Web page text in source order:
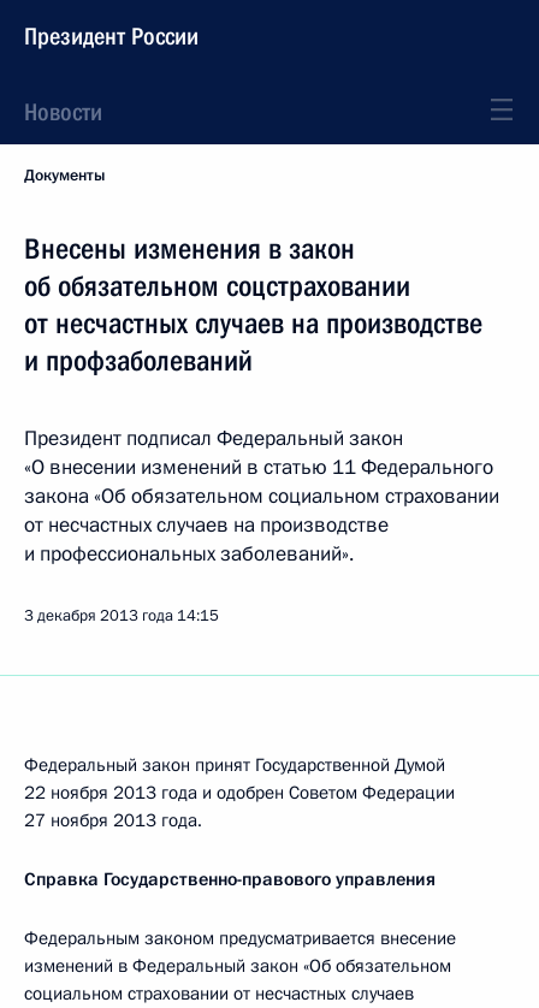
Президент России
Новости
Документы
Внесены изменения в закон
об обязательном соцстраховании
от несчастных случаев на производстве
и профзаболеваний
Президент подписал Федеральный закон
«О внесении изменений в статью 11 Федерального
закона «Об обязательном социальном страховании
от несчастных случаев на производстве
и профессиональных заболеваний».
3 декабря 2013 года 14:15
Федеральный закон принят Государственной Думой
22 ноября 2013 года и одобрен Советом Федерации
27 ноября 2013 года.
Справка Государственно-правового управления
Федеральным законом предусматривается внесение
изменений в Федеральный закон «Об обязательном
социальном страховании от несчастных случаев